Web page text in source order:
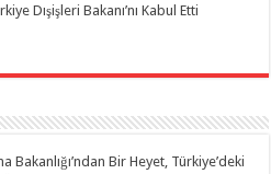
Dışişleri Bakanı’nı Kabul Etti
Bakanlığı’ndan Bir Heyet, Türkiye’deki